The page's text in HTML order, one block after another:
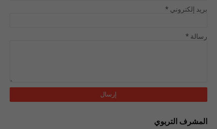
بريد إلكتروني *
رسالة *
المشرف التربوي